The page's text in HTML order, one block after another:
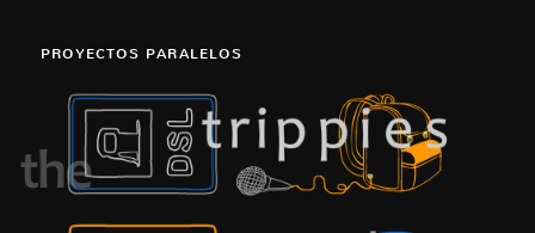
PROYECTOS PARALELOS